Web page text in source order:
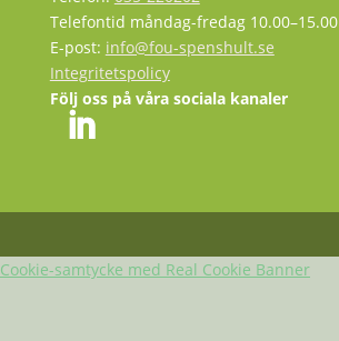
Telefontid måndag-fredag 10.00–15.00
E-post: info@fou-spenshult.se
Integritetspolicy
Följ oss på våra sociala kanaler
Cookie-samtycke med Real Cookie Banner